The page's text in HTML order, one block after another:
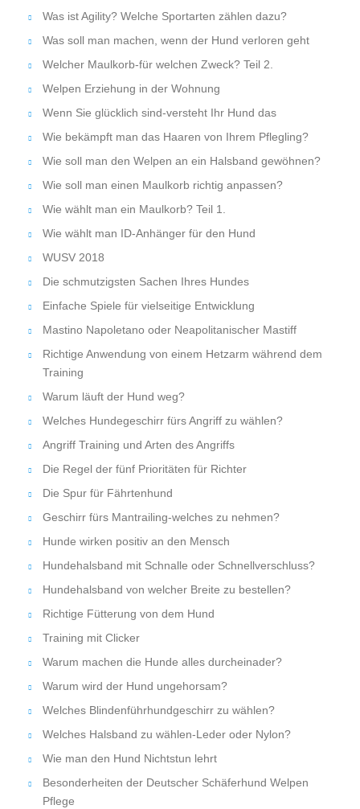
Was ist Agility? Welche Sportarten zählen dazu?
Was soll man machen, wenn der Hund verloren geht
Welcher Maulkorb-für welchen Zweck? Teil 2.
Welpen Erziehung in der Wohnung
Wenn Sie glücklich sind-versteht Ihr Hund das
Wie bekämpft man das Haaren von Ihrem Pflegling?
Wie soll man den Welpen an ein Halsband gewöhnen?
Wie soll man einen Maulkorb richtig anpassen?
Wie wählt man ein Maulkorb? Teil 1.
Wie wählt man ID-Anhänger für den Hund
WUSV 2018
Die schmutzigsten Sachen Ihres Hundes
Einfache Spiele für vielseitige Entwicklung
Mastino Napoletano oder Neapolitanischer Mastiff
Richtige Anwendung von einem Hetzarm während dem
Training
Warum läuft der Hund weg?
Welches Hundegeschirr fürs Angriff zu wählen?
Angriff Training und Arten des Angriffs
Die Regel der fünf Prioritäten für Richter
Die Spur für Fährtenhund
Geschirr fürs Mantrailing-welches zu nehmen?
Hunde wirken positiv an den Mensch
Hundehalsband mit Schnalle oder Schnellverschluss?
Hundehalsband von welcher Breite zu bestellen?
Richtige Fütterung von dem Hund
Training mit Clicker
Warum machen die Hunde alles durcheinader?
Warum wird der Hund ungehorsam?
Welches Blindenführhundgeschirr zu wählen?
Welches Halsband zu wählen-Leder oder Nylon?
Wie man den Hund Nichtstun lehrt
Besonderheiten der Deutscher Schäferhund Welpen
Pflege